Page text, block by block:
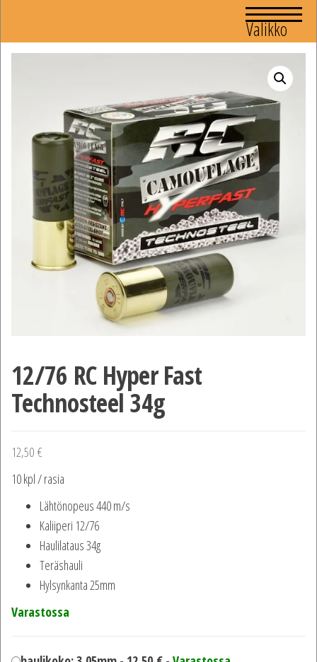
Valikko
12/76 RC Hyper Fast
Technosteel 34g
12,50 €
10 kpl / rasia
Lähtönopeus 440 m/s
Kaliiperi 12/76
Haulilataus 34g
Teräshauli
Hylsynkanta 25mm
Varastossa